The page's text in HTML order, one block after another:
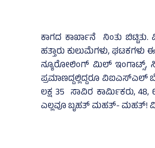
ಕಾಗದ ಕಾರ್ಖಾನೆ ನಿಂತು
ಹತ್ತಾರು ಕುಲುಮೆಗಳು,
ನ್ಯೂರೋಲಿಂಗ್ ಮಿಲ್ ಇಂಗಾಟ್ಸ್,
ಪ್ರಮಾಣದ್ದಲ್ಲಿದ್ದರೂ ವಿಐಎಸ್‌ಎಲ್
ಲಕ್ಷ 35 ಸಾವಿರ ಕಾರ್ಮಿಕರು,
ಎಲ್ಲವೂ ಬೃಹತ್ ಮಹತ್- ಮಹತ್!